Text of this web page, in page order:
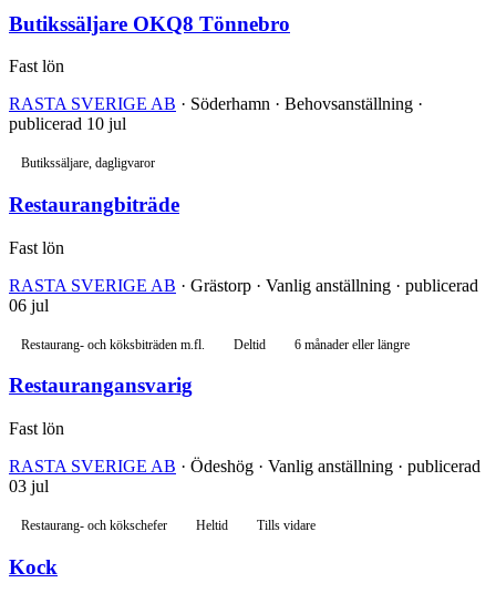
Butikssäljare OKQ8 Tönnebro
Fast lön
RASTA SVERIGE AB · Söderhamn · Behovsanställning ·
publicerad 10 jul
Butikssäljare, dagligvaror
Restaurangbiträde
Fast lön
RASTA SVERIGE AB · Grästorp · Vanlig anställning · publicerad
06 jul
Restaurang- och köksbiträden m.fl. Deltid 6 månader eller längre
Restaurangansvarig
Fast lön
RASTA SVERIGE AB · Ödeshög · Vanlig anställning · publicerad
03 jul
Restaurang- och kökschefer Heltid Tills vidare
Kock